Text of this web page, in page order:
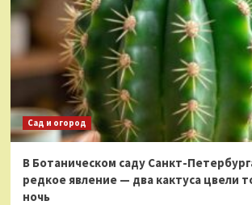
Сад и огород
В Ботаническом саду Санкт-
редкое явление — два кактуса цвели
ночь